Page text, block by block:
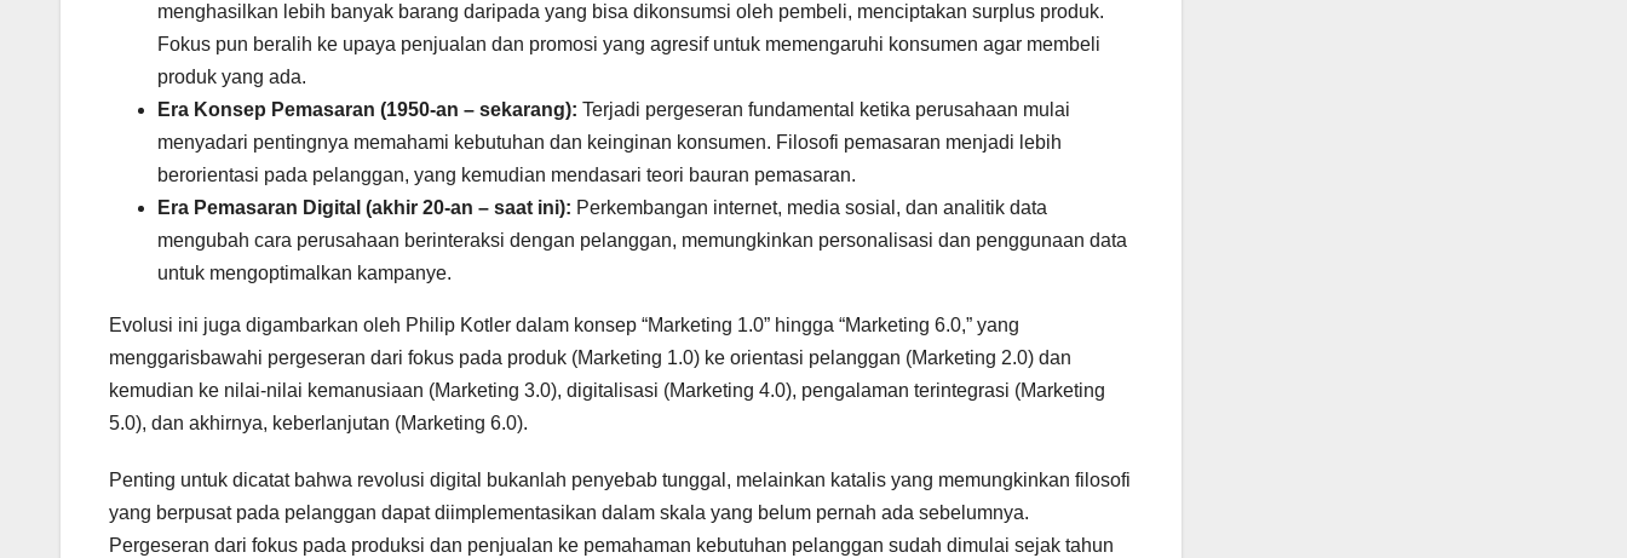
menghasilkan lebih banyak barang daripada yang bisa dikonsumsi oleh pembeli, menciptakan surplus produk.
Fokus pun beralih ke upaya penjualan dan promosi yang agresif untuk memengaruhi konsumen agar membeli
produk yang ada.
Era Konsep Pemasaran (1950-an – sekarang): Terjadi pergeseran fundamental ketika perusahaan mulai
menyadari pentingnya memahami kebutuhan dan keinginan konsumen. Filosofi pemasaran menjadi lebih
berorientasi pada pelanggan, yang kemudian mendasari teori bauran pemasaran.
Era Pemasaran Digital (akhir 20-an – saat ini): Perkembangan internet, media sosial, dan analitik data
mengubah cara perusahaan berinteraksi dengan pelanggan, memungkinkan personalisasi dan penggunaan data
untuk mengoptimalkan kampanye.
Evolusi ini juga digambarkan oleh Philip Kotler dalam konsep “Marketing 1.0” hingga “Marketing 6.0,” yang
menggarisbawahi pergeseran dari fokus pada produk (Marketing 1.0) ke orientasi pelanggan (Marketing 2.0) dan
kemudian ke nilai-nilai kemanusiaan (Marketing 3.0), digitalisasi (Marketing 4.0), pengalaman terintegrasi (Marketing
5.0), dan akhirnya, keberlanjutan (Marketing 6.0).
Penting untuk dicatat bahwa revolusi digital bukanlah penyebab tunggal, melainkan katalis yang memungkinkan filosofi
yang berpusat pada pelanggan dapat diimplementasikan dalam skala yang belum pernah ada sebelumnya.
Pergeseran dari fokus pada produksi dan penjualan ke pemahaman kebutuhan pelanggan sudah dimulai sejak tahun